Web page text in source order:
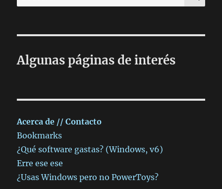
por:
Algunas páginas de interés
Acerca de // Contacto
Bookmarks
¿Qué software gastas? (Windows, v6)
Erre ese ese
¿Usas Windows pero no PowerToys?